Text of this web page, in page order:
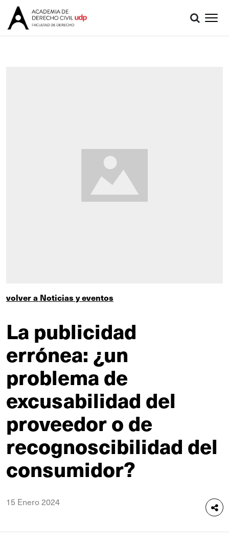
volver a Noticias y eventos
La publicidad
errónea: ¿un
problema de
excusabilidad del
proveedor o de
recognoscibilidad del
consumidor?
15 Enero 2024